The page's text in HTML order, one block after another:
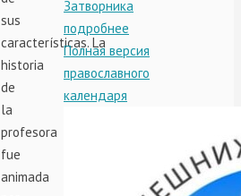
sus
características. La
historia
de
la
profesora
fue
animada
Затворника
подробнее
Полная версия
православного
календаря